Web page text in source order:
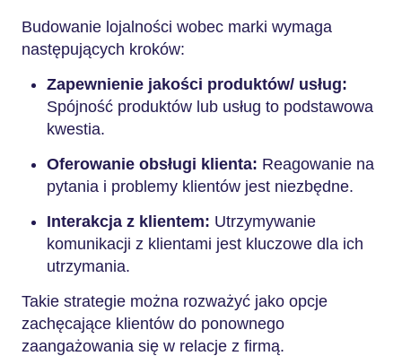
Budowanie lojalności wobec marki wymaga
następujących kroków:
Zapewnienie jakości produktów/ usług:
Spójność produktów lub usług to podstawowa
kwestia.
Oferowanie obsługi klienta: Reagowanie na
pytania i problemy klientów jest niezbędne.
Interakcja z klientem: Utrzymywanie
komunikacji z klientami jest kluczowe dla ich
utrzymania.
Takie strategie można rozważyć jako opcje
zachęcające klientów do ponownego
zaangażowania się w relacje z firmą.